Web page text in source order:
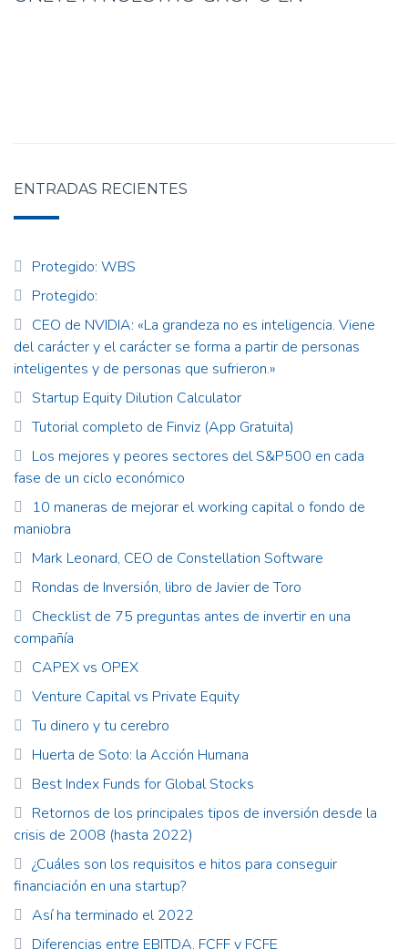
ENTRADAS RECIENTES
Protegido: WBS
Protegido:
CEO de NVIDIA: «La grandeza no es inteligencia. Viene
del carácter y el carácter se forma a partir de personas
inteligentes y de personas que sufrieron.»
Startup Equity Dilution Calculator
Tutorial completo de Finviz (App Gratuita)
Los mejores y peores sectores del S&P500 en cada
fase de un ciclo económico
10 maneras de mejorar el working capital o fondo de
maniobra
Mark Leonard, CEO de Constellation Software
Rondas de Inversión, libro de Javier de Toro
Checklist de 75 preguntas antes de invertir en una
compañía
CAPEX vs OPEX
Venture Capital vs Private Equity
Tu dinero y tu cerebro
Huerta de Soto: la Acción Humana
Best Index Funds for Global Stocks
Retornos de los principales tipos de inversión desde la
crisis de 2008 (hasta 2022)
¿Cuáles son los requisitos e hitos para conseguir
financiación en una startup?
Así ha terminado el 2022
Diferencias entre EBITDA, FCFF y FCFE